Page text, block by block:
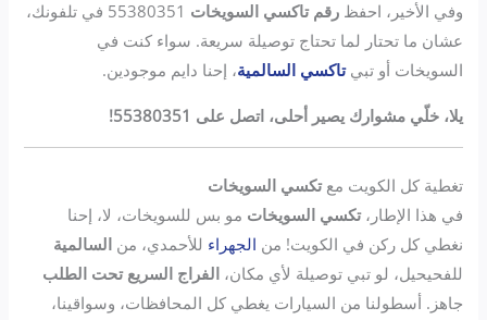
وفي الأخير، احفظرقم تاكسي السويخات
55380351 في تلفونك،
عشان ما تحتار لما تحتاج توصيلة سريعة. سواء كنت في
السويخات أو تبيتاكسي السالمية، إحنا دايم موجودين.
يلا، خلّي مشوارك يصير أحلى، اتصل على 55380351!
تغطية كل الكويت معتكسي السويخات
في هذا الإطار،تكسي السويخات مو بس للسويخات، لا، إحنا
نغطي كل ركن في الكويت! من الجهراء للأحمدي، منالسالمية
للفحيحيل، لو تبي توصيلة لأي مكان،الفراج السريع تحت الطلب
جاهز. أسطولنا من السيارات يغطي كل المحافظات، وسواقينا،